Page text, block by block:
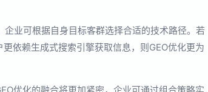
业可根据自身目标客群选择合适的技术路径。若
依赖生成式搜索引擎获取信息，则GEO优化更为